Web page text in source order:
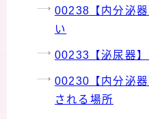
00238【内分泌
い
00233【泌尿器
00230【内分泌
される場所